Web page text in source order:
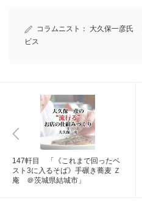
コラムニスト： 大久保一彦氏
ビス
147軒目 「《これまで回ったベ
スト3に入るそば》手碾き蕎麦 Ｚ
庵 ＠茨城県結城市」